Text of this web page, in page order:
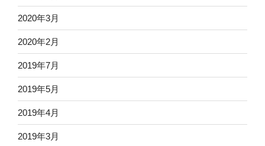
2020年3月
2020年2月
2019年7月
2019年5月
2019年4月
2019年3月